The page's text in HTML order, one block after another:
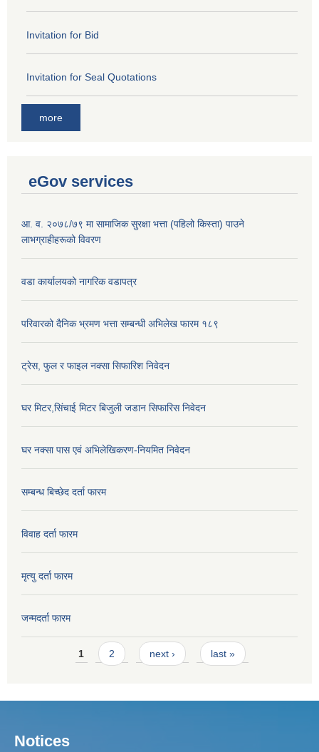
Invitation for Bid
Invitation for Seal Quotations
more
eGov services
आ. व. २०७८/७९ मा सामाजिक सुरक्षा भत्ता (पहिलो किस्ता) पाउने
लाभग्राहीहरूको विवरण
वडा कार्यालयको नागरिक वडापत्र
परिवारको दैनिक भ्रमण भत्ता सम्बन्धी अभिलेख फारम १८९
ट्रेस, फुल र फाइल नक्सा सिफारिश निवेदन
घर मिटर,सिंचाई मिटर बिजुली जडान सिफारिस निवेदन
घर नक्सा पास एवं अभिलेखिकरण-नियमित निवेदन
सम्बन्ध बिच्छेद दर्ता फारम
विवाह दर्ता फारम
मृत्यु दर्ता फारम
जन्मदर्ता फारम
Pages1 2 next › last »
Notices